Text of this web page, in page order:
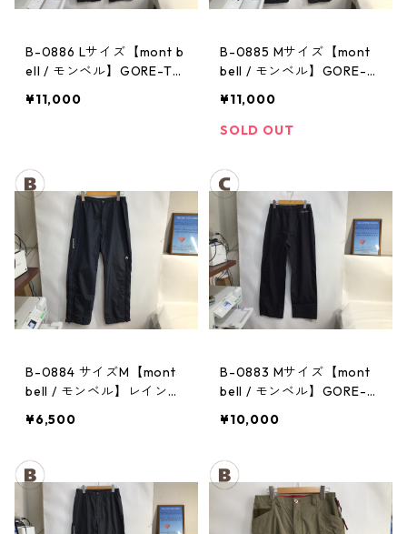
B-0886 Lサイズ【mont b
ell / モンベル】GORE-TE
ンツ：レディースBK
¥11,000
B-0885 Mサイズ【mont
bell / モンベル】GORE-T
パンツ：メンズBK
¥11,000
SOLD OUT
B-0884 サイズM【mont
bell / モンベル】レインパ
ディース
¥6,500
B-0883 Mサイズ【mont
bell / モンベル】GORE-T
パンツ：メンズBK
¥10,000